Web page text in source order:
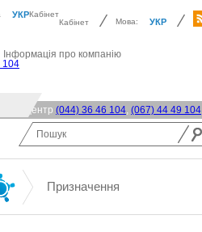
Кабінет Мова: УКР
Кабінет
УКР
Інформація про компанію
104
центр (044) 36 46 104, (067) 44 49 104
Призначення